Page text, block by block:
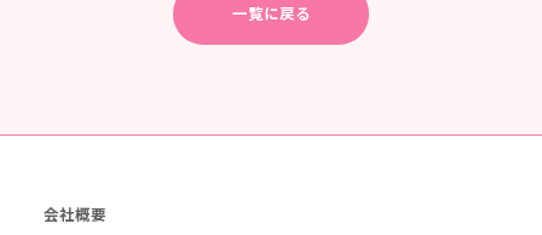
一覧に戻る
会社概要